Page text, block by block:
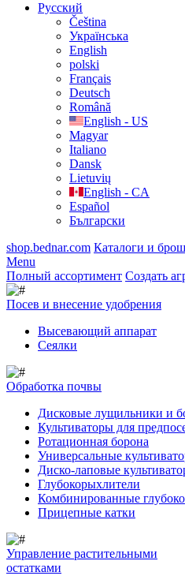
Русский
Čeština
Українська
English
polski
Français
Deutsch
Română
English - US
Magyar
Italiano
Dansk
Lietuvių
English - CA
Español
Български
shop.bednar.com Каталоги и
Menu
Полный ассортимент Создать
Посев и внесение удобрения
Высевающий аппарат
Сеялки
Обработка почвы
Дисковые лущильники и
Культиваторы для
Ротационная борона
Универсальные
Диско-лаповые
Глубокорыхлители
Комбинированные
Прицепные катки
Управление растительными
остатками